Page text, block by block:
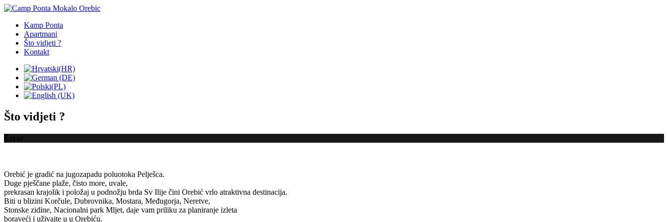
Kamp Ponta
Apartmani
Što vidjeti ?
Kontakt
Što vidjeti ?
Error
Orebić je gradić na jugozapadu poluotoka Pelješca.
Duge pješčane plaže, čisto more, uvale,
prekrasan krajolik i položaj u podnožju brda Sv Ilije čini Orebić vrlo atraktivna destinacija.
Biti u blizini Korčule, Dubrovnika, Mostara, Međugorja, Neretve,
Stonske zidine, Nacionalni park Mljet, daje vam priliku za planiranje izleta
boraveći i uživajte u u Orebiću.